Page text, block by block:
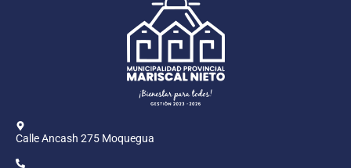
Calle Ancash 275 Moquegua